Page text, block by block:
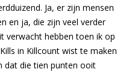
Ja, er zijn mensen
en ja, die zijn veel verder
verwacht hebben toen ik op
in Killcount wist te maken
dat die tien punten ooit